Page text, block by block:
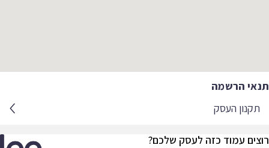
הרשמה
תקנון העסק
עמוד כזה לעסק שלכם?